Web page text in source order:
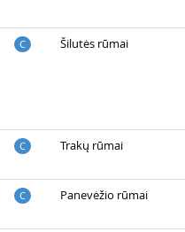
C Šilutės rūmai
C Trakų rūmai
C Panevėžio rūmai